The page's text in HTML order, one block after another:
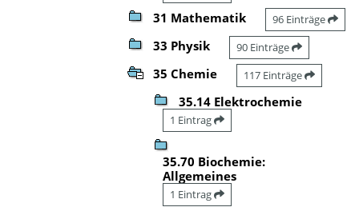
31 Mathematik 96 Einträge
33 Physik 90 Einträge
35 Chemie 117 Einträge
35.14 Elektrochemie
1 Eintrag
35.70 Biochemie:
Allgemeines
1 Eintrag